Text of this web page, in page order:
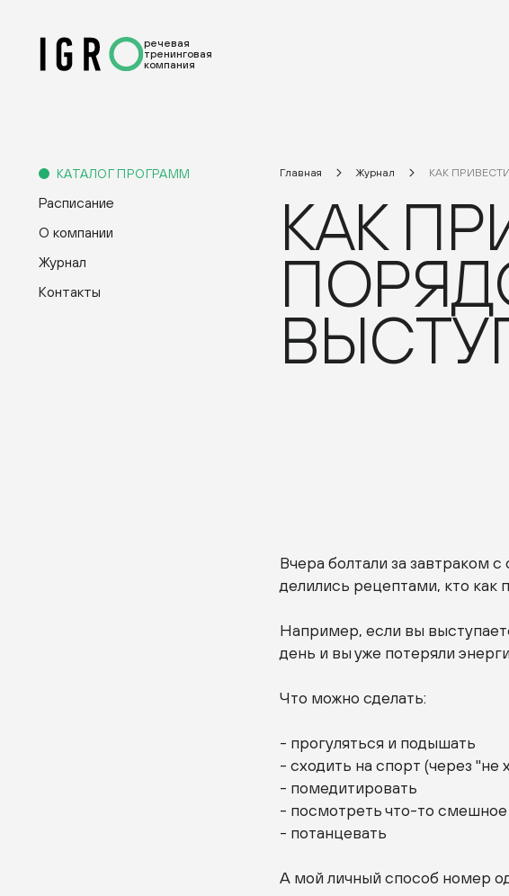
речевая
тренинговая
компания
КАТАЛОГ ПРОГРАММ
Расписание
О компании
Журнал
Контакты
Главная Журнал КАК
КАК
Вчера болтали за завтраком
делились рецептами, кто
Например, если вы
день и вы уже потеряли
Что можно сделать:
- прогуляться и подышать
- сходить на спорт (через "не
- помедитировать
- посмотреть что-то смешное
- потанцевать
А мой личный способ номер